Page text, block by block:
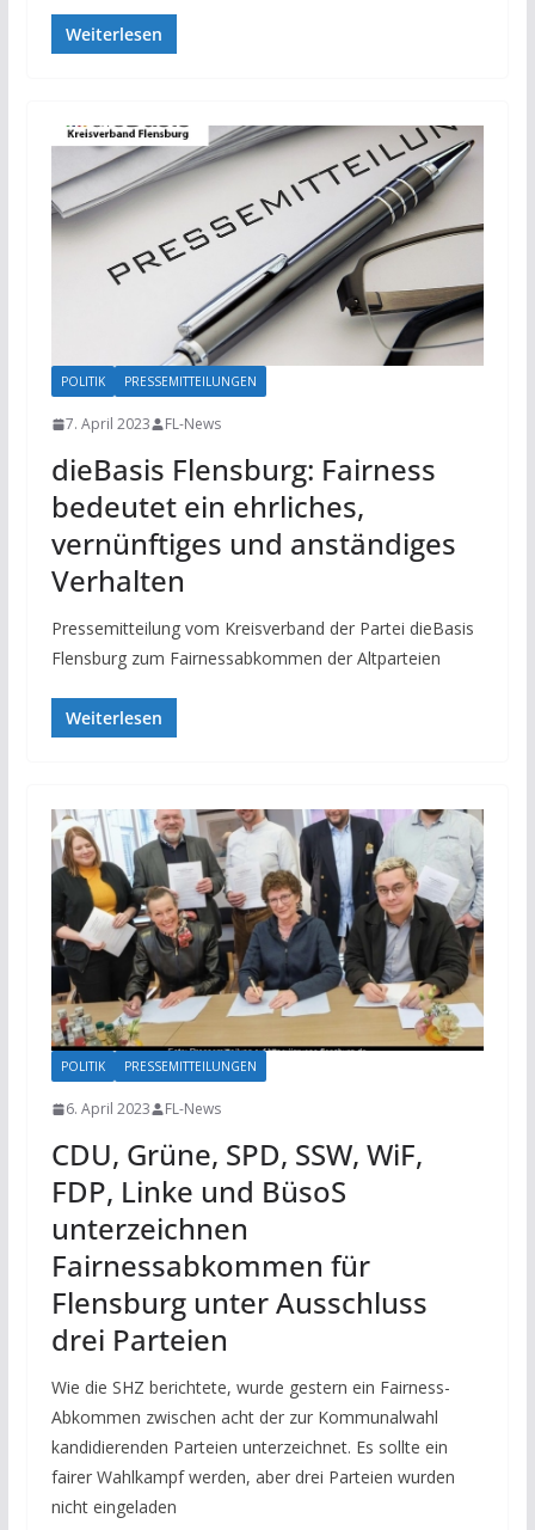
Weiterlesen
POLITIK PRESSEMITTEILUNGEN
7. April 2023 FL-News
dieBasis Flensburg: Fairness
bedeutet ein ehrliches,
vernünftiges und anständiges
Verhalten
Pressemitteilung vom Kreisverband der Partei dieBasis
Flensburg zum Fairnessabkommen der Altparteien
Weiterlesen
POLITIK PRESSEMITTEILUNGEN
6. April 2023 FL-News
CDU, Grüne, SPD, SSW, WiF,
FDP, Linke und BüsoS
unterzeichnen
Fairnessabkommen für
Flensburg unter Ausschluss
drei Parteien
Wie die SHZ berichtete, wurde gestern ein Fairness-
Abkommen zwischen acht der zur Kommunalwahl
kandidierenden Parteien unterzeichnet. Es sollte ein
fairer Wahlkampf werden, aber drei Parteien wurden
nicht eingeladen